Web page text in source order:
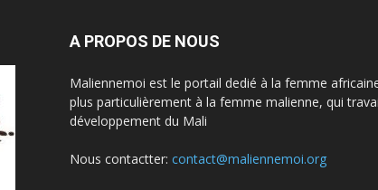
A PROPOS DE NOUS
Maliennemoi est le portail dedié à la femme
plus particulièrement à la femme malienne, qui
développement du Mali
Nous contactter: contact@maliennemoi.org